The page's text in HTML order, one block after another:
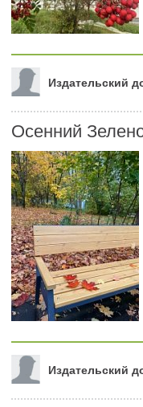
Издательский
Осенний
Издательский